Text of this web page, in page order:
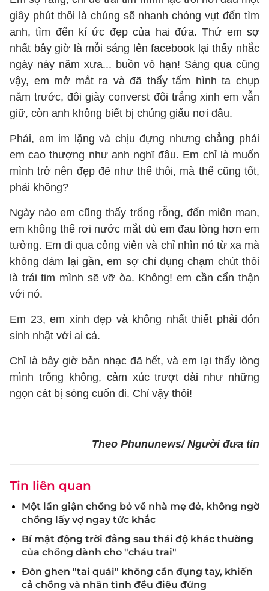
giây phút thôi là chúng sẽ nhanh chóng vụt đến tìm
anh, tìm đến kí ức đẹp của hai đứa. Thứ em sợ
nhất bây giờ là mỗi sáng lên facebook lại thấy nhắc
ngày này năm xưa... buồn vô hạn! Sáng qua cũng
vậy, em mở mắt ra và đã thấy tấm hình ta chụp
năm trước, đôi giày converst đôi trắng xinh em vẫn
giữ, còn anh không biết bị chúng giấu nơi đâu.
Phải, em im lặng và chịu đựng nhưng chẳng phải
em cao thượng như anh nghĩ đâu. Em chỉ là muốn
mình trở nên đẹp đẽ như thế thôi, mà thế cũng tốt,
phải không?
Ngày nào em cũng thấy trổng rỗng, đến miên man,
em không thể rơi nước mắt dù em đau lòng hơn em
tưởng. Em đi qua công viên và chỉ nhìn nó từ xa mà
không dám lại gần, em sợ chỉ đụng chạm chút thôi
là trái tim mình sẽ vỡ òa. Không! em cần cẩn thận
với nó.
Em 23, em xinh đẹp và không nhất thiết phải đón
sinh nhật với ai cả.
Chỉ là bây giờ bản nhạc đã hết, và em lại thấy lòng
mình trống không, cảm xúc trượt dài như những
ngọn cát bị sóng cuốn đi. Chỉ vậy thôi!
Theo Phununews/ Người đưa tin
Tin liên quan
Một lần giận chồng bỏ về nhà mẹ đẻ, không ngờ
chồng lấy vợ ngay tức khắc
Bí mật động trời đằng sau thái độ khác thường
của chồng dành cho "cháu trai"
Đòn ghen "tai quái" không cần đụng tay, khiến
cả chồng và nhân tình đều điêu đứng